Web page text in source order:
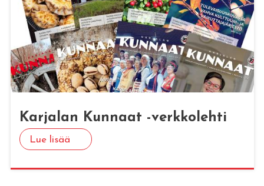
Kar­ja­lan Kun­naat -verk­ko­leh­ti
Lue lisää